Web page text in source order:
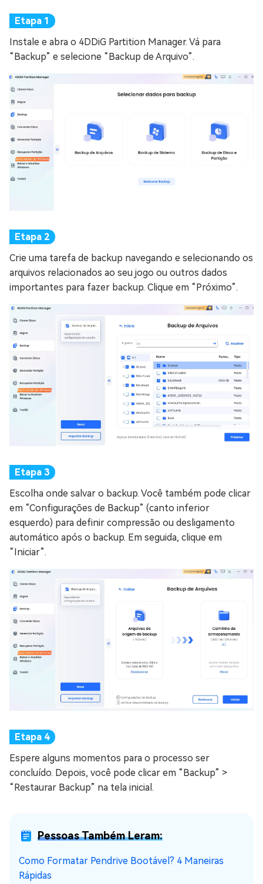
Instale e abra o 4DDiG Partition Manager. Vá para
“Backup” e selecione “Backup de Arquivo”.
Crie uma tarefa de backup navegando e selecionando os
arquivos relacionados ao seu jogo ou outros dados
importantes para fazer backup. Clique em “Próximo”.
Escolha onde salvar o backup. Você também pode clicar
em “Configurações de Backup” (canto inferior
esquerdo) para definir compressão ou desligamento
automático após o backup. Em seguida, clique em
“Iniciar”.
Espere alguns momentos para o processo ser
concluído. Depois, você pode clicar em “Backup” >
“Restaurar Backup” na tela inicial.
Pessoas Também Leram:
Como Formatar Pendrive Bootável? 4 Maneiras
Rápidas